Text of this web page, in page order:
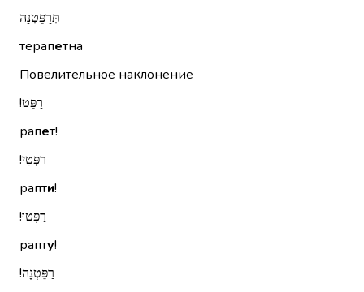
תְּרַפֵּטְנָה
терапетна
Повелительное наклонение
רַפֵּט!‏
рапет!
רַפְּטִי!‏
рапти!
רַפְּטוּ!‏
рапту!
רַפֵּטְנָה!‏